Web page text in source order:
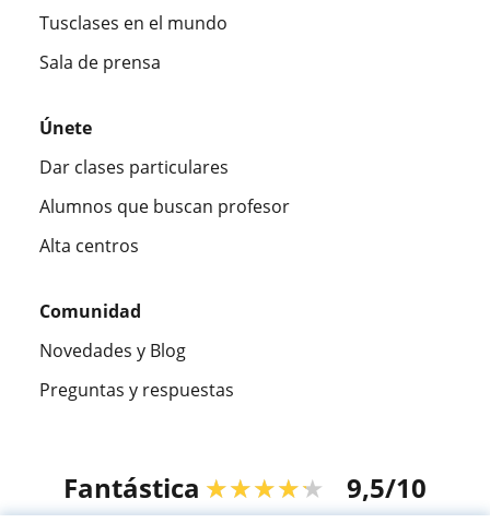
Tusclases en el mundo
Sala de prensa
Únete
Dar clases particulares
Alumnos que buscan profesor
Alta centros
Comunidad
Novedades y Blog
Preguntas y respuestas
Fantástica ★★★★★ 9,5/10